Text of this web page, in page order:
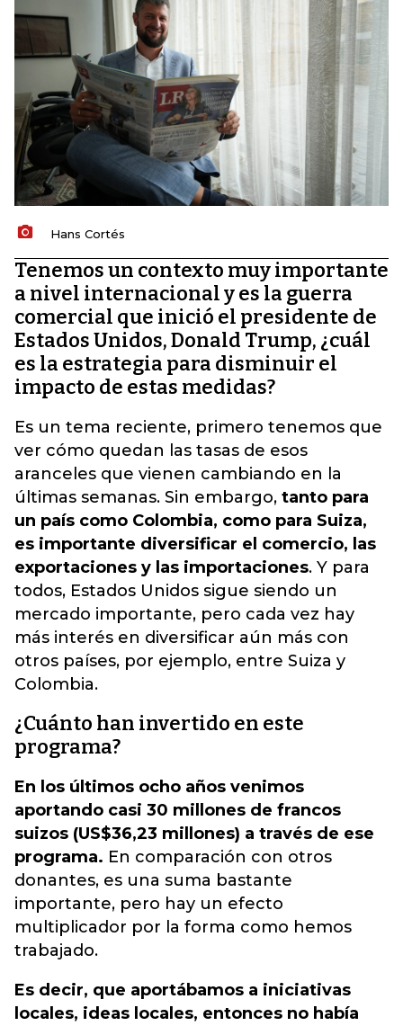
Hans Cortés
Tenemos un contexto muy importante
a nivel internacional y es la guerra
comercial que inició el presidente de
Estados Unidos, Donald Trump, ¿cuál
es la estrategia para disminuir el
impacto de estas medidas?
Es un tema reciente, primero tenemos que
ver cómo quedan las tasas de esos
aranceles que vienen cambiando en la
últimas semanas. Sin embargo, tanto para
un país como Colombia, como para Suiza,
es importante diversificar el comercio, las
exportaciones y las importaciones. Y para
todos, Estados Unidos sigue siendo un
mercado importante, pero cada vez hay
más interés en diversificar aún más con
otros países, por ejemplo, entre Suiza y
Colombia.
¿Cuánto han invertido en este
programa?
En los últimos ocho años venimos
aportando casi 30 millones de francos
suizos (US$36,23 millones) a través de ese
programa. En comparación con otros
donantes, es una suma bastante
importante, pero hay un efecto
multiplicador por la forma como hemos
trabajado.
Es decir, que aportábamos a iniciativas
locales, ideas locales, entonces no había